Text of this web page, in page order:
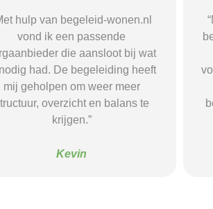
“Met hulp van begeleid-
ben ik in contact gekomen met
passende zorgaanbieder. We
vonden een woonvorm die goed
mij paste, wat mij de rust en
begeleiding gaf die ik nodig